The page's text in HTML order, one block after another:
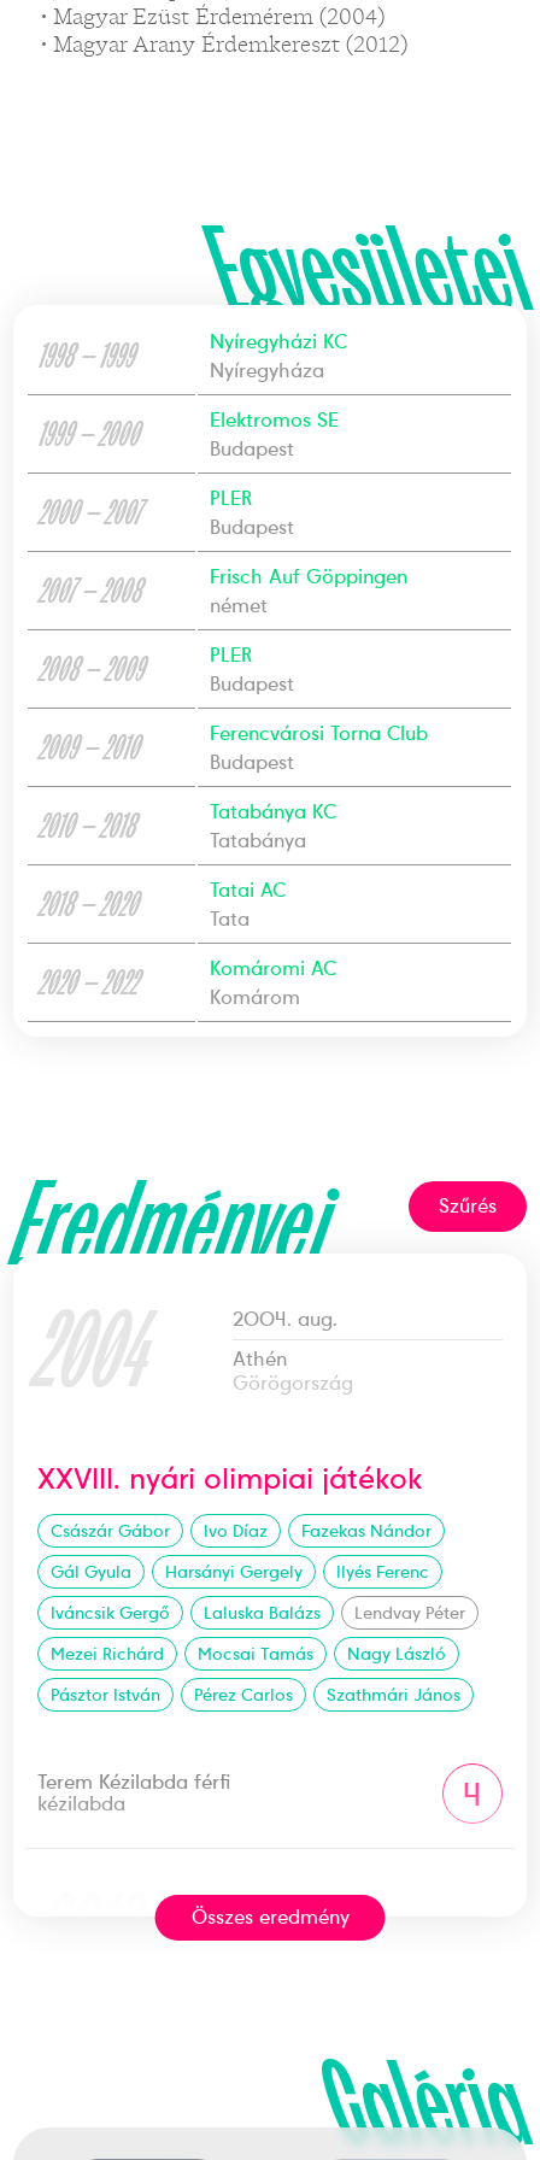
• Magyar Ezüst Érdemérem (2004)
• Magyar Arany Érdemkereszt (2012)
Egyesületei
1998 — 1999
Nyíregyházi KC
Nyíregyháza
1999 — 2000
Elektromos SE
Budapest
2000 — 2007
PLER
Budapest
2007 — 2008
Frisch Auf Göppingen
német
2008 — 2009
PLER
Budapest
2009 — 2010
Ferencvárosi Torna Club
Budapest
2010 — 2018
Tatabánya KC
Tatabánya
2018 — 2020
Tatai AC
Tata
2020 — 2022
Komáromi AC
Komárom
Eredményei Szűrés
2004
2004. aug.
Athén
Görögország
XXVIII. nyári olimpiai játékok
Császár Gábor Ivo Díaz
Fazekas Nándor
Gál Gyula
Harsányi Gergely
Ilyés Ferenc
Iváncsik Gergő
Laluska Balázs
Lendvay Péter
Mezei Richárd
Mocsai Tamás
Nagy László
Pásztor István
Pérez Carlos Szathmári János
Terem Kézilabda férfi
kézilabda
4
2012. júl.
London
XXX. nyári olimpiai játékok
Fazekas Nándor
Gulyás Péter
Harsányi Gergely
Iváncsik Gergő
Összes eredmény
Galéria